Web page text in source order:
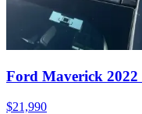
Ford Maverick
$21,990